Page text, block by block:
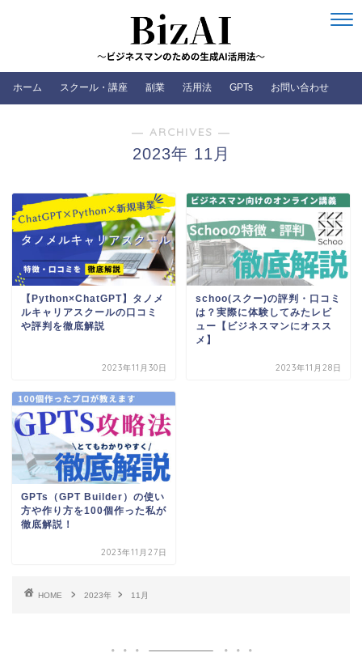
ホーム スクール・講座 副業 活用法 GPTs お問い合わせ
― ARCHIVES ―
2023年 11月
【Python×ChatGPT】タノメ
ルキャリアスクールの口コミ
や評判を徹底解説
2023年11月30日
schoo(スクー)の評判・口コミ
は？実際に体験してみたレビ
ュー【ビジネスマンにオスス
メ】
2023年11月28日
GPTs（GPT Builder）の使い
方や作り方を100個作った私が
徹底解説！
2023年11月27日
HOME 2023年 11月